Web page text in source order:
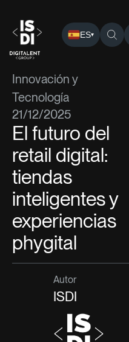
ES▾
ISDI› ›Innovación y
Innovación y
Tecnología
21/12/2025
El futuro del
retail digital:
tiendas
inteligentes y
experiencias
phygital
Autor
ISDI